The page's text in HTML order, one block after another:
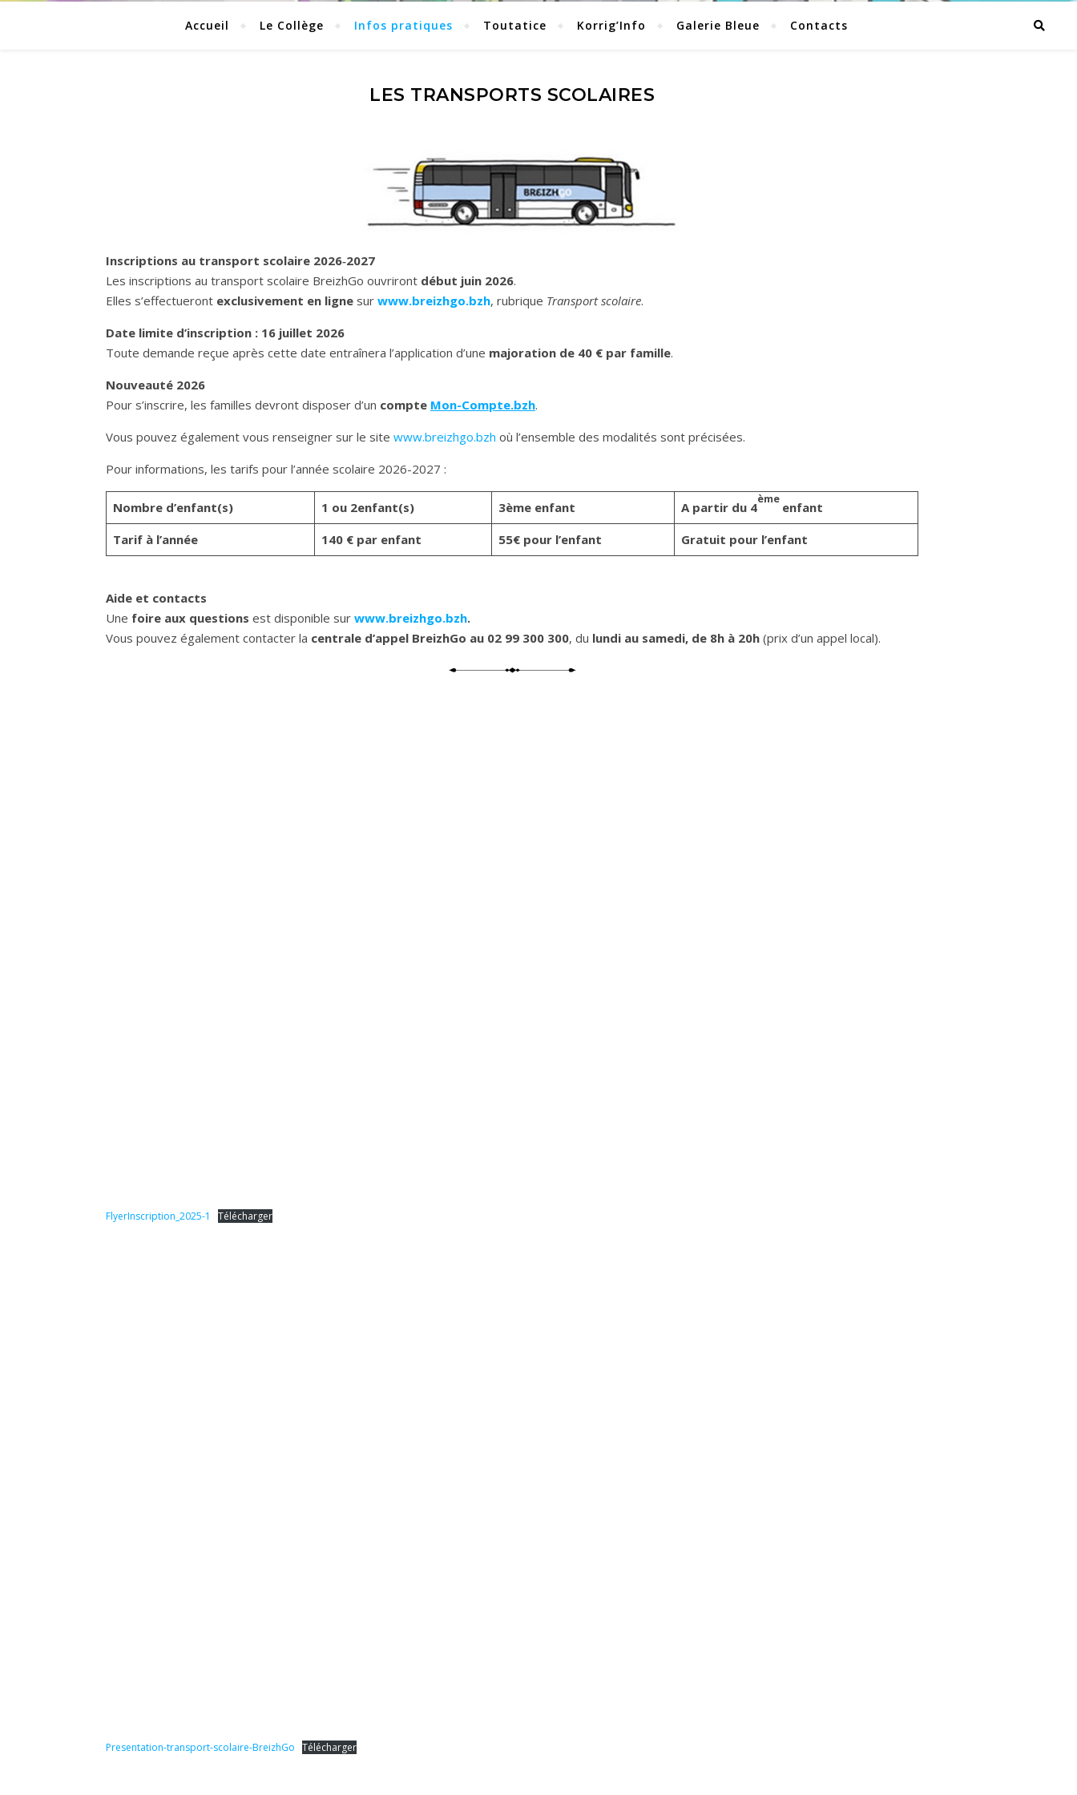
Accueil Le Collège Infos pratiques Toutatice Korrig’Info Galerie Bleue Contacts
LES TRANSPORTS SCOLAIRES
Inscriptions au transport scolaire 2026‑2027
Les inscriptions au transport scolaire BreizhGo ouvriront début juin 2026.
Elles s’effectueront exclusivement en ligne sur www.breizhgo.bzh, rubrique Transport scolaire.
Date limite d’inscription : 16 juillet 2026
Toute demande reçue après cette date entraînera l’application d’une majoration de 40 € par famille.
Nouveauté 2026
Pour s’inscrire, les familles devront disposer d’un compte Mon-Compte.bzh.
Vous pouvez également vous renseigner sur le site www.breizhgo.bzh où l’ensemble des modalités sont précisées.
Pour informations, les tarifs pour l’année scolaire 2026-2027 :
Nombre d’enfant(s) 1 ou 2enfant(s) 3ème enfant A partir du 4
ème
enfant
Tarif à l’année
140 € par enfant 55€ pour l’enfant Gratuit pour l’enfant
Aide et contacts
Une foire aux questions est disponible sur www.breizhgo.bzh.
Vous pouvez également contacter la centrale d’appel BreizhGo au 02 99 300 300, du lundi au samedi, de 8h à 20h (prix d’un appel local).
FlyerInscription_2025-1 Télécharger
Presentation-transport-scolaire-BreizhGo Télécharger